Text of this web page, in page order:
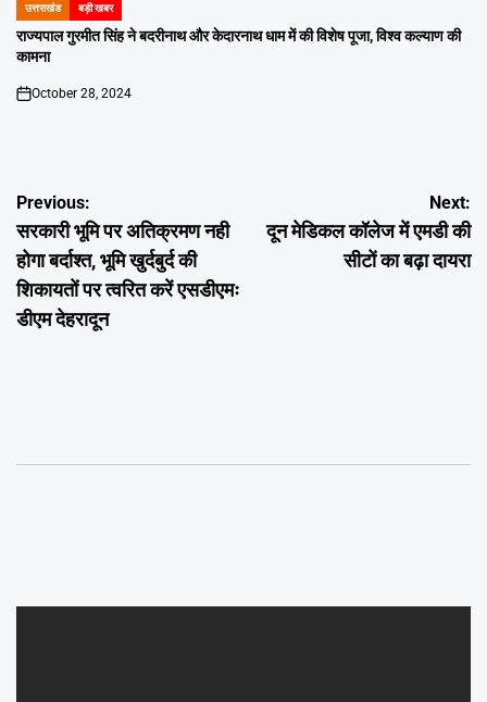
POSTED
IN
उत्तराखंड बड़ी खबर
राज्यपाल गुरमीत सिंह ने बदरीनाथ और केदारनाथ धाम में की विशेष पूजा, विश्व कल्याण की
कामना
on
October 28, 2024
Post
navigation
Previous:
सरकारी भूमि पर अतिक्रमण नही
होगा बर्दाश्त, भूमि खुर्दबुर्द की
शिकायतों पर त्वरित करें एसडीएमः
डीएम देहरादून
Next:
दून मेडिकल कॉलेज में एमडी की
सीटों का बढ़ा दायरा